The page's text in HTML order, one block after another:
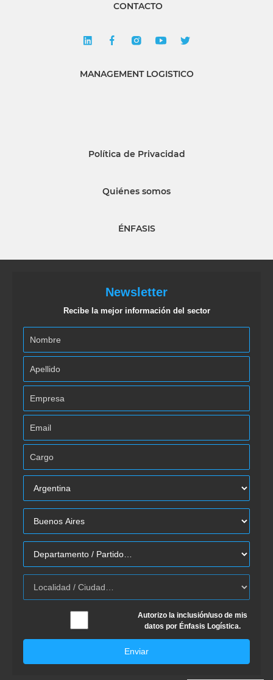
CONTACTO
MANAGEMENT LOGISTICO
Política de Privacidad
Quiénes somos
ÉNFASIS
Newsletter
Recibe la mejor información del sector
Autorizo la inclusión/uso de mis
datos por Énfasis Logística.
Enviar